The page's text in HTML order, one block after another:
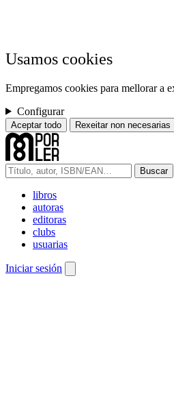
Usamos cookies
Empregamos cookies para mellorar a
Configurar
Aceptar todo Rexeitar non necesarias
Buscar
libros
autoras
editoras
clubs
usuarias
Iniciar sesión